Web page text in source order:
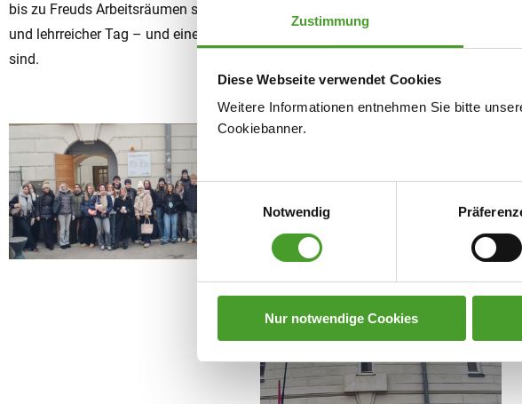
Zustimmung
Diese Webseite verwendet Cookies
Weitere Informationen entnehmen Sie bitte
Cookiebanner.
Einwilligungsauswahl
Notwendig
Nur notwendige Cookies
bis zu Freuds Arbeitsräumen spannt sich ein Bogen, der verdeutlicht, wie
und lehrreicher Tag – und eine wertvolle Erinnerung daran, wie vielfältig und tief
sind.